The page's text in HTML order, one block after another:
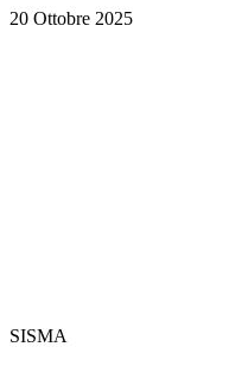
20 Ottobre 2025
SISMA